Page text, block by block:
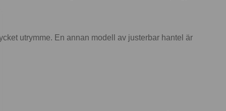
utrymme. En annan modell av justerbar hantel är